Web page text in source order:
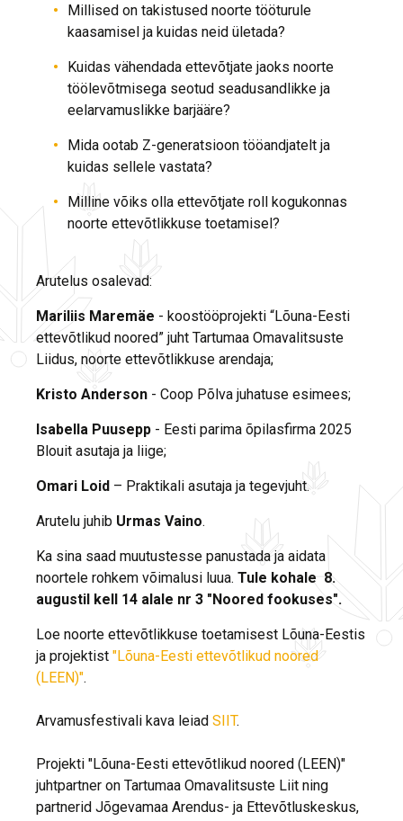
Millised on takistused noorte tööturule
kaasamisel ja kuidas neid ületada?
Kuidas vähendada ettevõtjate jaoks noorte
töölevõtmisega seotud seadusandlikke ja
eelarvamuslikke barjääre?
Mida ootab Z-generatsioon tööandjatelt ja
kuidas sellele vastata?
Milline võiks olla ettevõtjate roll kogukonnas
noorte ettevõtlikkuse toetamisel?
Arutelus osalevad:
Mariliis Maremäe - koostööprojekti “Lõuna-Eesti
ettevõtlikud noored” juht Tartumaa Omavalitsuste
Liidus, noorte ettevõtlikkuse arendaja;
Kristo Anderson - Coop Põlva juhatuse esimees;
Isabella Puusepp - Eesti parima õpilasfirma 2025
Blouit asutaja ja liige;
Omari Loid – Praktikali asutaja ja tegevjuht.
Arutelu juhib Urmas Vaino.
Ka sina saad muutustesse panustada ja aidata
noortele rohkem võimalusi luua. Tule kohale 8.
augustil kell 14 alale nr 3 "Noored fookuses".
Loe noorte ettevõtlikkuse toetamisest Lõuna-Eestis
ja projektist "Lõuna-Eesti ettevõtlikud noored
(LEEN)".
Arvamusfestivali kava leiad SIIT.
Projekti "Lõuna-Eesti ettevõtlikud noored (LEEN)"
juhtpartner on Tartumaa Omavalitsuste Liit ning
partnerid Jõgevamaa Arendus- ja Ettevõtluskeskus,